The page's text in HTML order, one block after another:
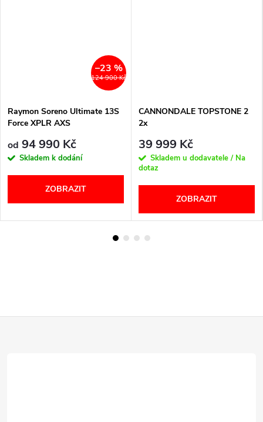
124 900 Kč
–23 %
Raymon Soreno Ultimate 13S
Force XPLR AXS
od 94 990 Kč
Skladem k dodání
ZOBRAZIT
CANNONDALE TOPSTONE 2
2x
39 999 Kč
Skladem u dodavatele / Na
dotaz
ZOBRAZIT